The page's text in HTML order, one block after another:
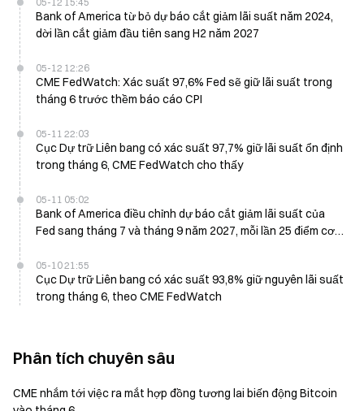
Bank of America từ bỏ dự báo cắt giảm lãi suất năm 2024,
dời lần cắt giảm đầu tiên sang H2 năm 2027
05-12 12:26
CME FedWatch: Xác suất 97,6% Fed sẽ giữ lãi suất trong
tháng 6 trước thềm báo cáo CPI
05-11 22:03
Cục Dự trữ Liên bang có xác suất 97,7% giữ lãi suất ổn định
trong tháng 6, CME FedWatch cho thấy
05-11 05:02
Bank of America điều chỉnh dự báo cắt giảm lãi suất của
Fed sang tháng 7 và tháng 9 năm 2027, mỗi lần 25 điểm cơ
05-10 21:55
Cục Dự trữ Liên bang có xác suất 93,8% giữ nguyên lãi suất
trong tháng 6, theo CME FedWatch
Phân tích chuyên sâu
CME nhắm tới việc ra mắt hợp đồng tương lai biến động Bitcoin